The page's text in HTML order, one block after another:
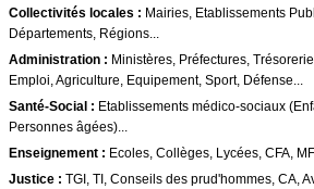
Collectivités locales : Mairies, Etablissements
Départements, Régions...
Administration : Ministères, Préfectures,
Emploi, Agriculture, Equipement, Sport, Défense...
Santé-Social : Etablissements médico-sociaux
Personnes âgées)...
Enseignement : Ecoles, Collèges, Lycées, CFA,
Justice : TGI, TI, Conseils des prud'hommes, CA,